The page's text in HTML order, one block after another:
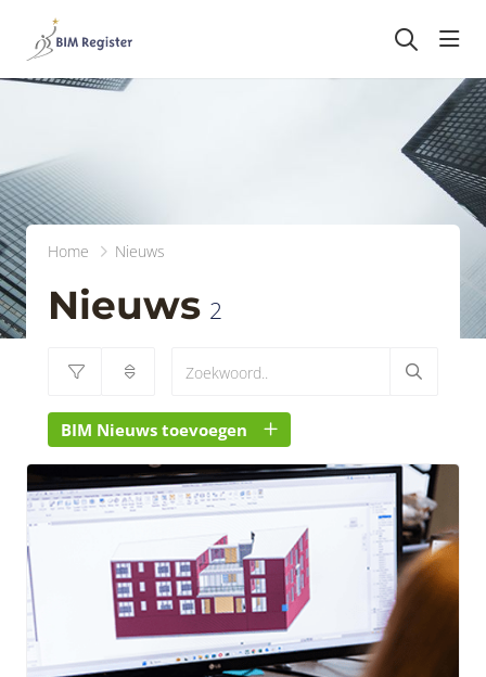
Home Nieuws
Nieuws 2
BIM Nieuws toevoegen